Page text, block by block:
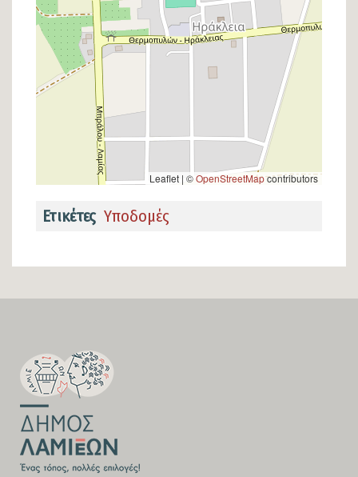
Leaflet | ©OpenStreetMapcontributors
Ετικέτες Υποδομές
FOOTER-
FIRST